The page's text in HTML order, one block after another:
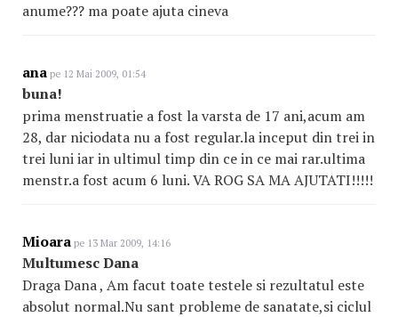
anume??? ma poate ajuta cineva
ana pe 12 Mai 2009, 01:54
buna!
prima menstruatie a fost la varsta de 17 ani,acum am
28, dar niciodata nu a fost regular.la inceput din trei in
trei luni iar in ultimul timp din ce in ce mai rar.ultima
menstr.a fost acum 6 luni. VA ROG SA MA AJUTATI!!!!!
Mioara pe 13 Mar 2009, 14:16
Multumesc Dana
Draga Dana , Am facut toate testele si rezultatul este
absolut normal.Nu sant probleme de sanatate,si ciclul